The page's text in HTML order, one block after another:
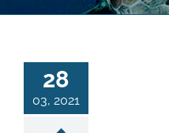
28
03, 2021